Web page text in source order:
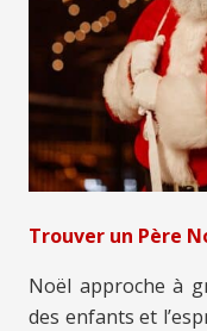
Trouver un Père
Noël approche à
des enfants et